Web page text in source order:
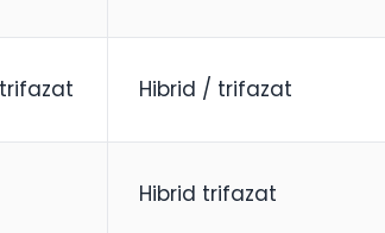
Hibrid / trifazat
Hibrid trifazat